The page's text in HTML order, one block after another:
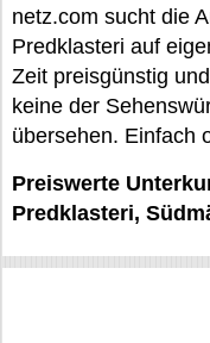
netz.com sucht die
Predklasteri auf
Zeit preisgünstig
keine der
übersehen. Einfach
Preiswerte
Predklasteri,